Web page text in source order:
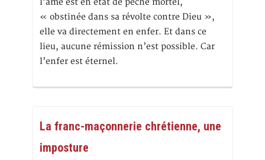
l’âme est en état de péché mortel,
« obstinée dans sa révolte contre Dieu »,
elle va directement en enfer. Et dans ce
lieu, aucune rémission n’est possible. Car
l’enfer est éternel.
La franc-maçonnerie chrétienne, une
imposture